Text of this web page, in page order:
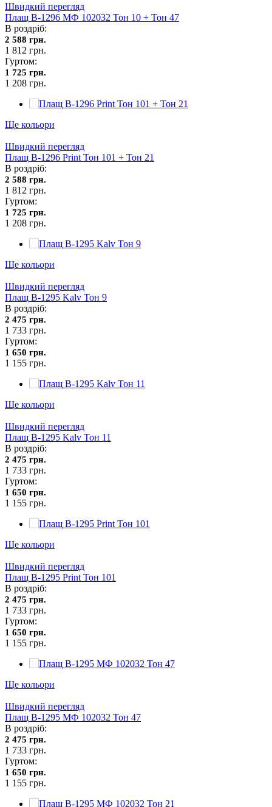
Швидкий перегляд
Плащ В-1296 МФ 102032 Тон 10 + Тон 47
В роздріб:
2 588 грн.
1 812 грн.
Гуртом:
1 725 грн.
1 208 грн.
Ще кольори
Швидкий перегляд
Плащ В-1296 Print Тон 101 + Тон 21
В роздріб:
2 588 грн.
1 812 грн.
Гуртом:
1 725 грн.
1 208 грн.
Ще кольори
Швидкий перегляд
Плащ В-1295 Kalv Тон 9
В роздріб:
2 475 грн.
1 733 грн.
Гуртом:
1 650 грн.
1 155 грн.
Ще кольори
Швидкий перегляд
Плащ В-1295 Kalv Тон 11
В роздріб:
2 475 грн.
1 733 грн.
Гуртом:
1 650 грн.
1 155 грн.
Ще кольори
Швидкий перегляд
Плащ В-1295 Print Тон 101
В роздріб:
2 475 грн.
1 733 грн.
Гуртом:
1 650 грн.
1 155 грн.
Ще кольори
Швидкий перегляд
Плащ В-1295 МФ 102032 Тон 47
В роздріб:
2 475 грн.
1 733 грн.
Гуртом:
1 650 грн.
1 155 грн.